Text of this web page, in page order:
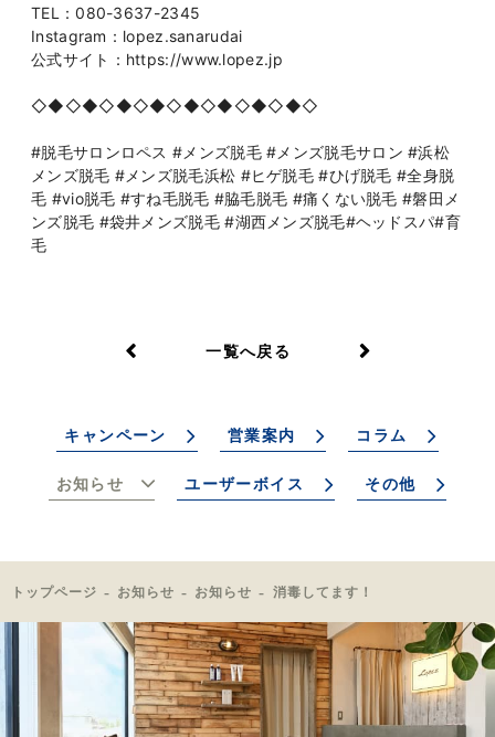
TEL：080-3637-2345
Instagram：lopez.sanarudai
公式サイト：https://www.lopez.jp
◇◆◇◆◇◆◇◆◇◆◇◆◇◆◇◆◇
#脱毛サロンロペス #メンズ脱毛 #メンズ脱毛サロン #浜松
メンズ脱毛 #メンズ脱毛浜松 #ヒゲ脱毛 #ひげ脱毛 #全身脱
毛 #vio脱毛 #すね毛脱毛 #脇毛脱毛 #痛くない脱毛 #磐田メ
ンズ脱毛 #袋井メンズ脱毛 #湖西メンズ脱毛#ヘッドスパ#育
毛
一覧へ戻る
キャンペーン 営業案内 コラム
お知らせ ユーザーボイス その他
トップページ お知らせ お知らせ 消毒してます！